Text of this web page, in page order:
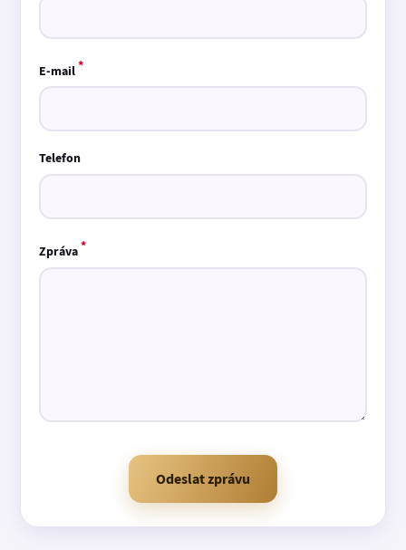
E-mail*
Telefon
Zpráva*
Odeslat zprávu